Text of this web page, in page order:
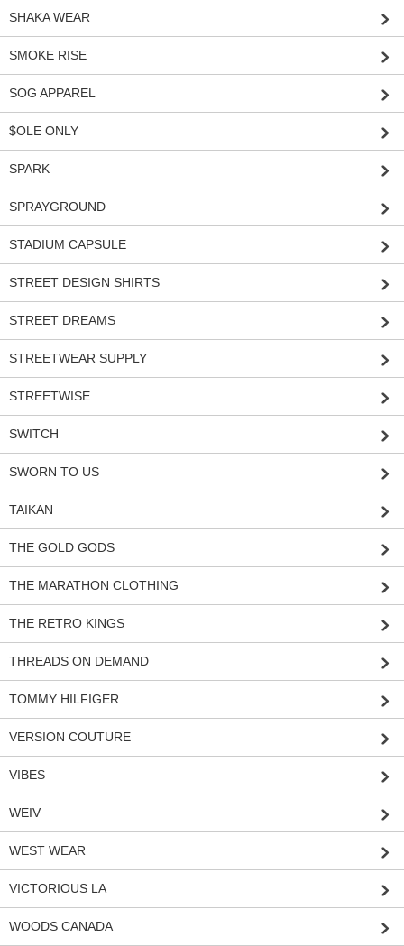
SHAKA WEAR
SMOKE RISE
SOG APPAREL
$OLE ONLY
SPARK
SPRAYGROUND
STADIUM CAPSULE
STREET DESIGN SHIRTS
STREET DREAMS
STREETWEAR SUPPLY
STREETWISE
SWITCH
SWORN TO US
TAIKAN
THE GOLD GODS
THE MARATHON CLOTHING
THE RETRO KINGS
THREADS ON DEMAND
TOMMY HILFIGER
VERSION COUTURE
VIBES
WEIV
WEST WEAR
VICTORIOUS LA
WOODS CANADA